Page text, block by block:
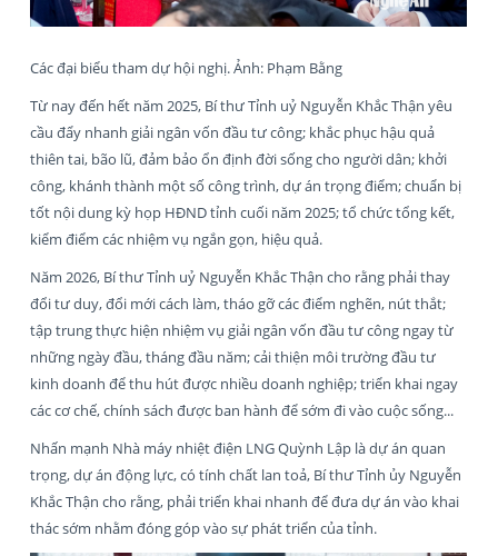
Các đại biểu tham dự hội nghị. Ảnh: Phạm Bằng
Từ nay đến hết năm 2025, Bí thư Tỉnh uỷ Nguyễn Khắc Thận yêu
cầu đẩy nhanh giải ngân vốn đầu tư công; khắc phục hậu quả
thiên tai, bão lũ, đảm bảo ổn định đời sống cho người dân; khởi
công, khánh thành một số công trình, dự án trọng điểm; chuẩn bị
tốt nội dung kỳ họp HĐND tỉnh cuối năm 2025; tổ chức tổng kết,
kiểm điểm các nhiệm vụ ngắn gọn, hiệu quả.
Năm 2026, Bí thư Tỉnh uỷ Nguyễn Khắc Thận cho rằng phải thay
đổi tư duy, đổi mới cách làm, tháo gỡ các điểm nghẽn, nút thắt;
tập trung thực hiện nhiệm vụ giải ngân vốn đầu tư công ngay từ
những ngày đầu, tháng đầu năm; cải thiện môi trường đầu tư
kinh doanh để thu hút được nhiều doanh nghiệp; triển khai ngay
các cơ chế, chính sách được ban hành để sớm đi vào cuộc sống...
Nhấn mạnh Nhà máy nhiệt điện LNG Quỳnh Lập là dự án quan
trọng, dự án động lực, có tính chất lan toả, Bí thư Tỉnh ủy Nguyễn
Khắc Thận cho rằng, phải triển khai nhanh để đưa dự án vào khai
thác sớm nhằm đóng góp vào sự phát triển của tỉnh.